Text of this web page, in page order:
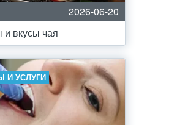
2026-06-20
вкусы чая
И УСЛУГИ